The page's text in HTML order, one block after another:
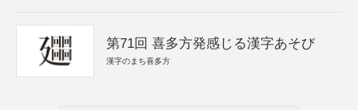
第71回 喜多方発感じる漢字あそび
漢字のまち喜多方